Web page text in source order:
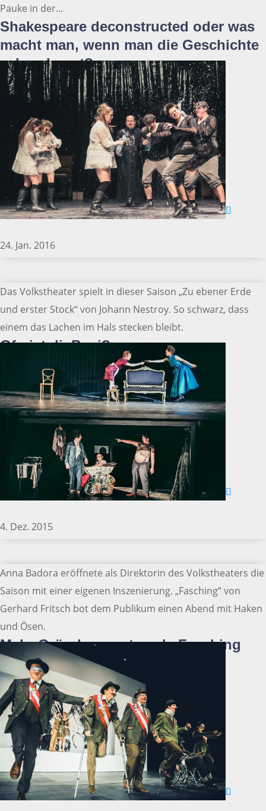
Shakespeare deconstructed oder was
macht man, wenn man die Geschichte
schon kennt?
24. Jan. 2016
Pauke in der...
Gfreist di, Pepi?
4. Dez. 2015
Das Volkstheater spielt in dieser Saison „Zu ebener Erde
und erster Stock“ von Johann Nestroy. So schwarz, dass
einem das Lachen im Hals stecken bleibt.
Mehr Gründonnerstag als Fasching
Anna Badora eröffnete als Direktorin des Volkstheaters die
Saison mit einer eigenen Inszenierung. „Fasching“ von
Gerhard Fritsch bot dem Publikum einen Abend mit Haken
und Ösen.